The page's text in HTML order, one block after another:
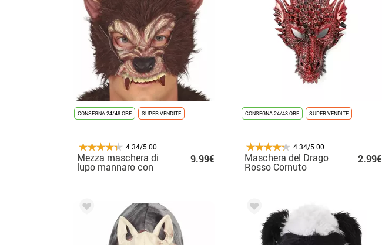
CONSEGNA 24/48 ORE SUPER VENDITE
4.34/5.00
Mezza maschera di
lupo mannaro con
capelli in lattice
9.99€
CONSEGNA 24/48 ORE SUPER VENDITE
4.34/5.00
Maschera del Drago
Rosso Cornuto
2.99€